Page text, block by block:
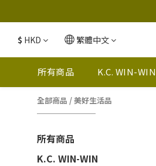
$ HKD 繁體中文
所有商品 K.C. WIN-WIN
全部商品 /美好生活品
所有商品
K.C. WIN-WIN